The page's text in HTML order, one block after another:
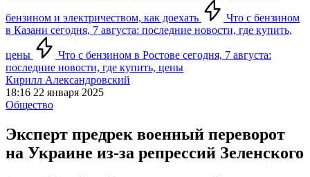
бензином и электричеством, как доехать
Что с бензином
в Казани сегодня, 7 августа: последние новости, где купить,
цены
Что с бензином в Ростове сегодня, 7 августа:
последние новости, где купить, цены
Кирилл Александровский
18:16 22 января 2025
Общество
Эксперт предрек военный переворот
на Украине из-за репрессий Зеленского